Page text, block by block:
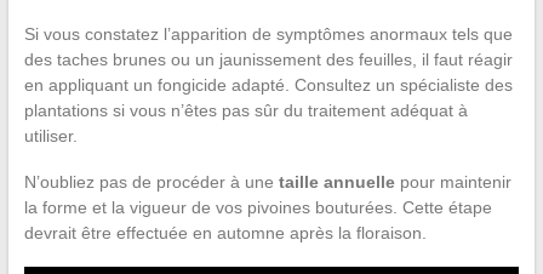
Si vous constatez l’apparition de symptômes anormaux tels que
des taches brunes ou un jaunissement des feuilles, il faut réagir
en appliquant un fongicide adapté. Consultez un spécialiste des
plantations si vous n’êtes pas sûr du traitement adéquat à
utiliser.
N’oubliez pas de procéder à une taille annuellepour maintenir
la forme et la vigueur de vos pivoines bouturées. Cette étape
devrait être effectuée en automne après la floraison.